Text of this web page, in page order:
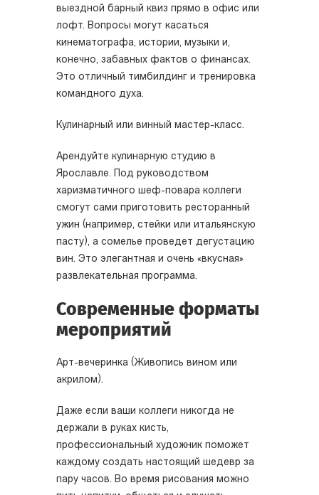
выездной барный квиз прямо в офис или
лофт. Вопросы могут касаться
кинематографа, истории, музыки и,
конечно, забавных фактов о финансах.
Это отличный тимбилдинг и тренировка
командного духа.
Кулинарный или винный мастер-класс.
Арендуйте кулинарную студию в
Ярославле. Под руководством
харизматичного шеф-повара коллеги
смогут сами приготовить ресторанный
ужин (например, стейки или итальянскую
пасту), а сомелье проведет дегустацию
вин. Это элегантная и очень «вкусная»
развлекательная программа.
Современные форматы
мероприятий
Арт-вечеринка (Живопись вином или
акрилом).
Даже если ваши коллеги никогда не
держали в руках кисть,
профессиональный художник поможет
каждому создать настоящий шедевр за
пару часов. Во время рисования можно